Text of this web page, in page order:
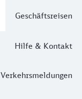
Geschäftsreisen
Hilfe & Kontakt
Verkehrsmeldungen